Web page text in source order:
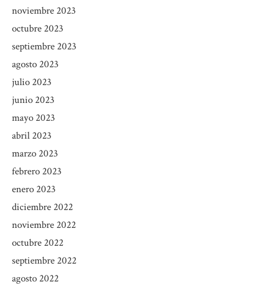
noviembre 2023
octubre 2023
septiembre 2023
agosto 2023
julio 2023
junio 2023
mayo 2023
abril 2023
marzo 2023
febrero 2023
enero 2023
diciembre 2022
noviembre 2022
octubre 2022
septiembre 2022
agosto 2022